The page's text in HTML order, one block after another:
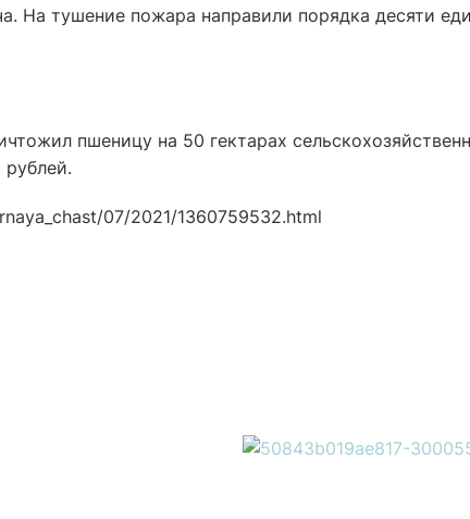
На тушение пожара направили порядка десяти
пшеницу на 50 гектарах
07/2021/1360759532.html